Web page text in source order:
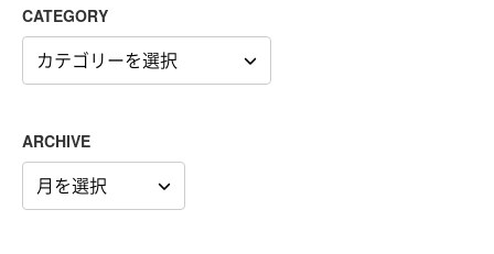
CATEGORY
CATEGORY
ARCHIVE
ARCHIVE